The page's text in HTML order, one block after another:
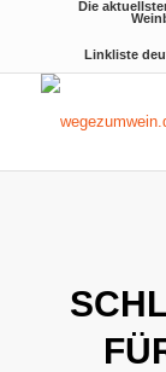
Die
Linkliste